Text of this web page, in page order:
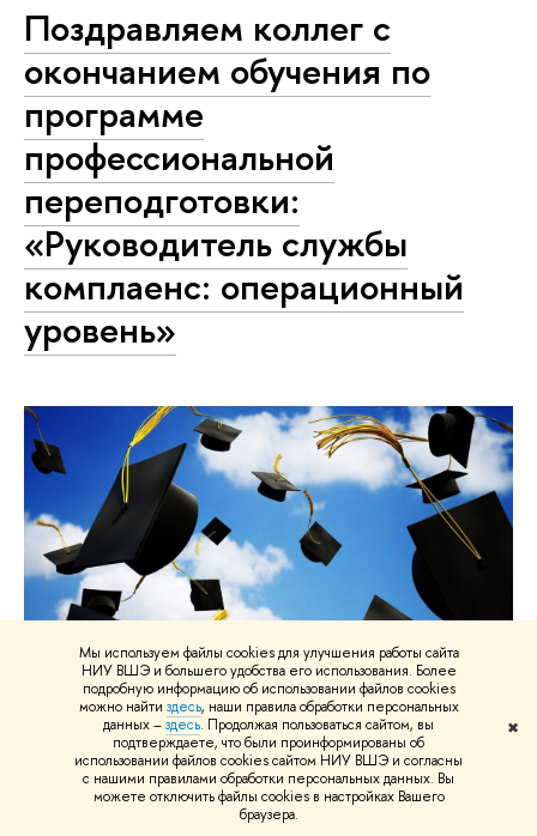
Мы используем файлы cookies для улучшения работы сайта
НИУ ВШЭ и большего удобства его использования. Более
подробную информацию об использовании файлов cookies
можно найти здесь, наши правила обработки персональных
данных –здесь. Продолжая пользоваться сайтом, вы
подтверждаете, что были проинформированы об
использовании файлов cookies сайтом НИУ ВШЭ и согласны
с нашими правилами обработки персональных данных. Вы
можете отключить файлы cookies в настройках Вашего
браузера.
✖
Поздравляем коллег с
окончанием обучения по
программе
профессиональной
переподготовки:
«Руководитель службы
комплаенс: операционный
уровень»
Институт комплаенса и этики бизнеса ВШЮА НИУ
ВШЭ завершил подготовку специалистов в сфере
управления комплаенс-службой на операционном